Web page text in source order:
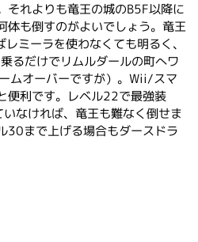
それよりも竜王の城のB5F以降に
体も倒すのがよいでしょう。竜王
ミーラを使わなくても明るく、
るだけでリムルダールの町へワ
ムオーバーですが）。Wii/スマ
便利です。レベル22で最強装
なければ、竜王も難なく倒せま
30まで上げる場合もダースドラ